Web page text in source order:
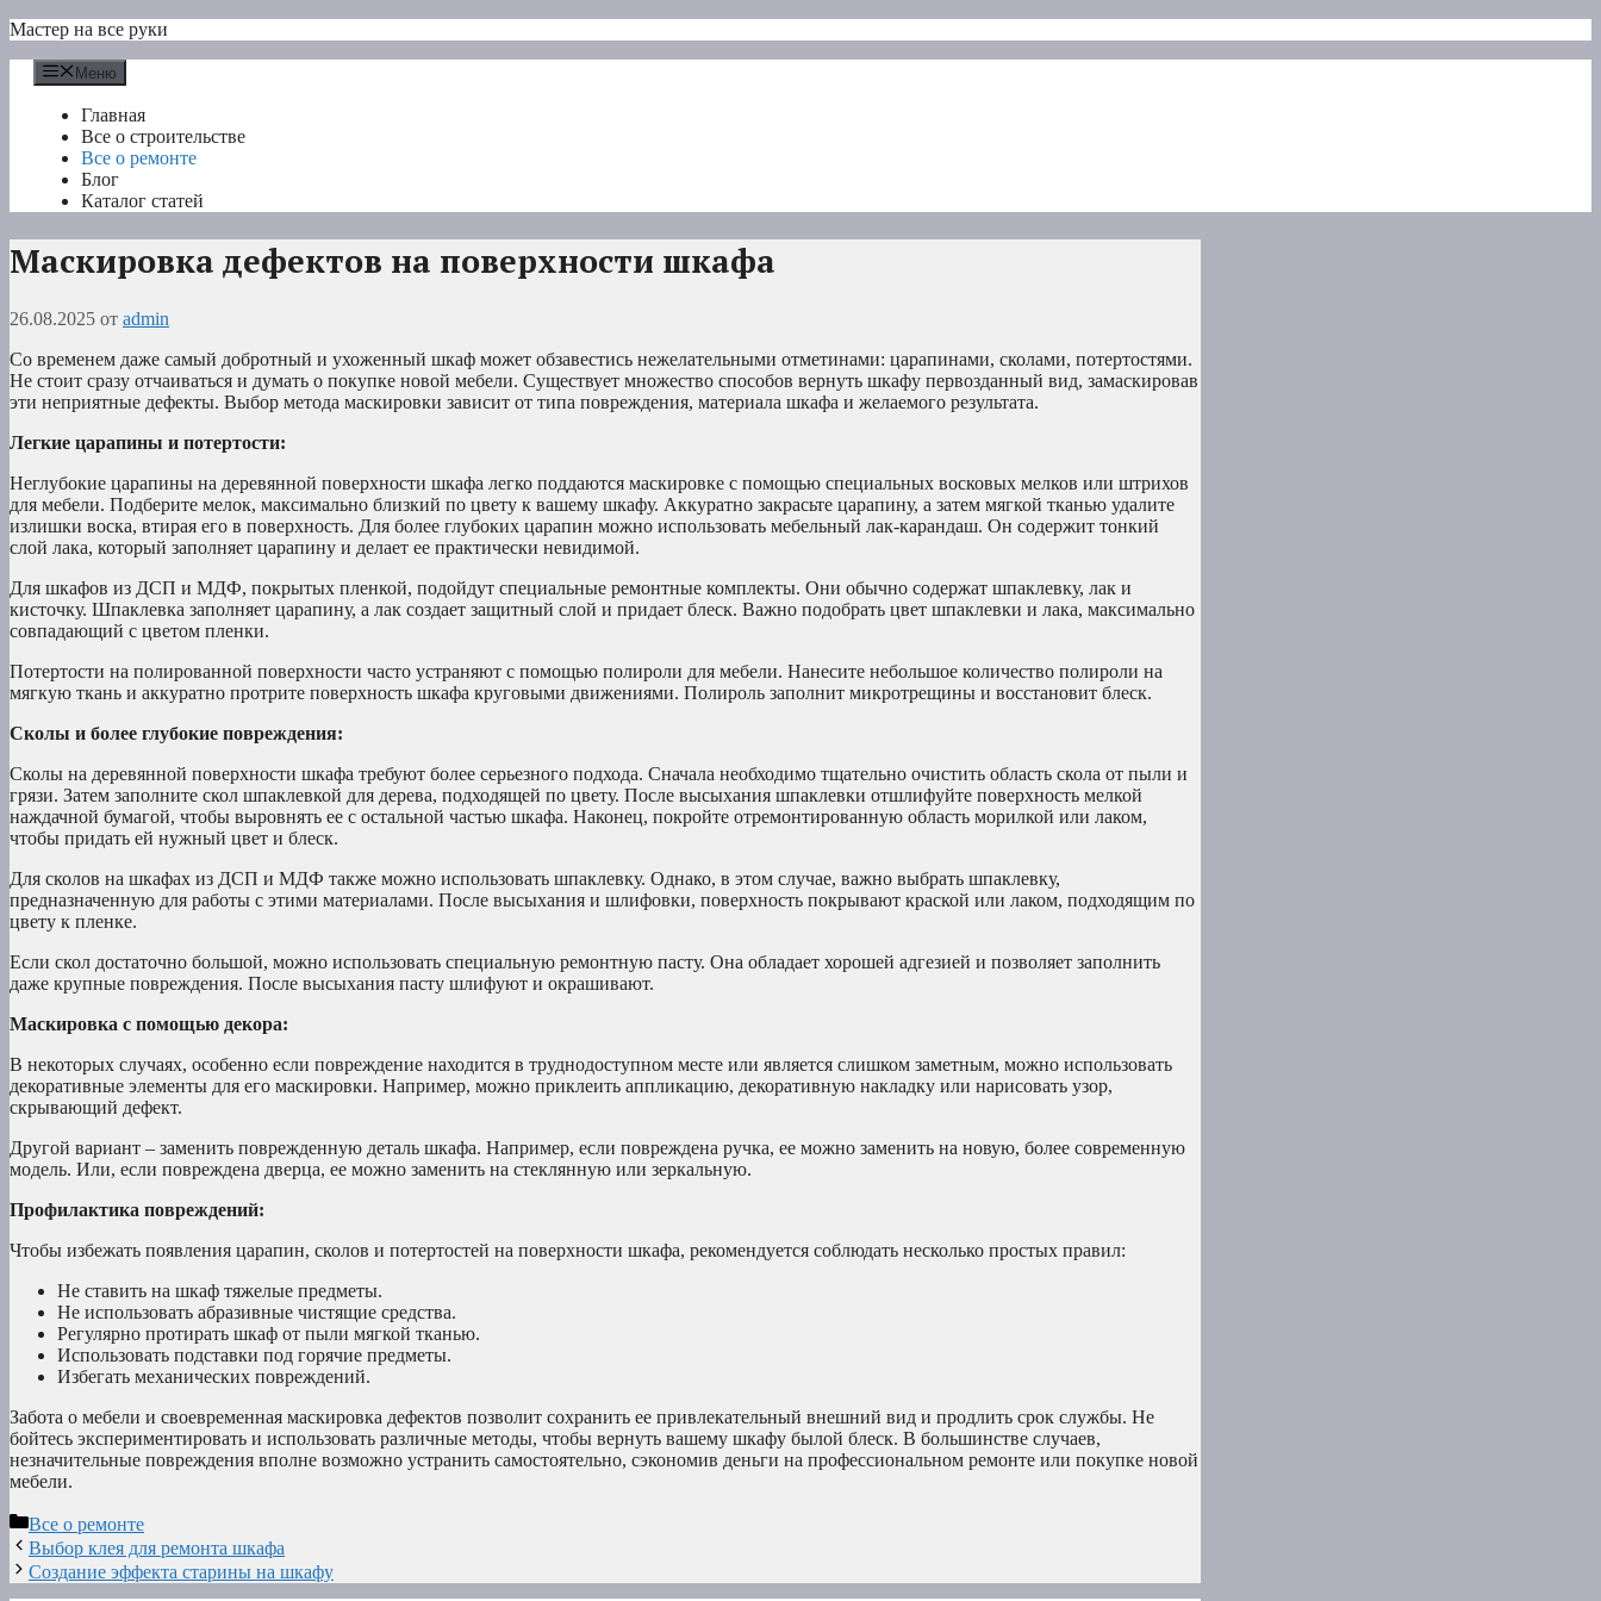
Перейти
содержимому
Мастер на все руки
Меню
Главная
Все о строительстве
Все о ремонте
Блог
Каталог статей
Маскировка дефектов на поверхности шкафа
26.08.2025 от admin
Со временем даже самый добротный и ухоженный шкаф может обзавестись нежелательными отметинами: царапинами, сколами, потертостями.
Не стоит сразу отчаиваться и думать о покупке новой мебели. Существует множество способов вернуть шкафу первозданный вид, замаскировав
эти неприятные дефекты. Выбор метода маскировки зависит от типа повреждения, материала шкафа и желаемого результата.
Легкие царапины и потертости:
Неглубокие царапины на деревянной поверхности шкафа легко поддаются маскировке с помощью специальных восковых мелков или штрихов
для мебели. Подберите мелок, максимально близкий по цвету к вашему шкафу. Аккуратно закрасьте царапину, а затем мягкой тканью удалите
излишки воска, втирая его в поверхность. Для более глубоких царапин можно использовать мебельный лак-карандаш. Он содержит тонкий
слой лака, который заполняет царапину и делает ее практически невидимой.
Для шкафов из ДСП и МДФ, покрытых пленкой, подойдут специальные ремонтные комплекты. Они обычно содержат шпаклевку, лак и
кисточку. Шпаклевка заполняет царапину, а лак создает защитный слой и придает блеск. Важно подобрать цвет шпаклевки и лака, максимально
совпадающий с цветом пленки.
Потертости на полированной поверхности часто устраняют с помощью полироли для мебели. Нанесите небольшое количество полироли на
мягкую ткань и аккуратно протрите поверхность шкафа круговыми движениями. Полироль заполнит микротрещины и восстановит блеск.
Сколы и более глубокие повреждения:
Сколы на деревянной поверхности шкафа требуют более серьезного подхода. Сначала необходимо тщательно очистить область скола от пыли и
грязи. Затем заполните скол шпаклевкой для дерева, подходящей по цвету. После высыхания шпаклевки отшлифуйте поверхность мелкой
наждачной бумагой, чтобы выровнять ее с остальной частью шкафа. Наконец, покройте отремонтированную область морилкой или лаком,
чтобы придать ей нужный цвет и блеск.
Для сколов на шкафах из ДСП и МДФ также можно использовать шпаклевку. Однако, в этом случае, важно выбрать шпаклевку,
предназначенную для работы с этими материалами. После высыхания и шлифовки, поверхность покрывают краской или лаком, подходящим по
цвету к пленке.
Если скол достаточно большой, можно использовать специальную ремонтную пасту. Она обладает хорошей адгезией и позволяет заполнить
даже крупные повреждения. После высыхания пасту шлифуют и окрашивают.
Маскировка с помощью декора:
В некоторых случаях, особенно если повреждение находится в труднодоступном месте или является слишком заметным, можно использовать
декоративные элементы для его маскировки. Например, можно приклеить аппликацию, декоративную накладку или нарисовать узор,
скрывающий дефект.
Другой вариант – заменить поврежденную деталь шкафа. Например, если повреждена ручка, ее можно заменить на новую, более современную
модель. Или, если повреждена дверца, ее можно заменить на стеклянную или зеркальную.
Профилактика повреждений:
Чтобы избежать появления царапин, сколов и потертостей на поверхности шкафа, рекомендуется соблюдать несколько простых правил:
Не ставить на шкаф тяжелые предметы.
Не использовать абразивные чистящие средства.
Регулярно протирать шкаф от пыли мягкой тканью.
Использовать подставки под горячие предметы.
Избегать механических повреждений.
Забота о мебели и своевременная маскировка дефектов позволит сохранить ее привлекательный внешний вид и продлить срок службы. Не
бойтесь экспериментировать и использовать различные методы, чтобы вернуть вашему шкафу былой блеск. В большинстве случаев,
незначительные повреждения вполне возможно устранить самостоятельно, сэкономив деньги на профессиональном ремонте или покупке новой
мебели.
Рубрики
Все о ремонте
Выбор клея для ремонта шкафа
Создание эффекта старины на шкафу